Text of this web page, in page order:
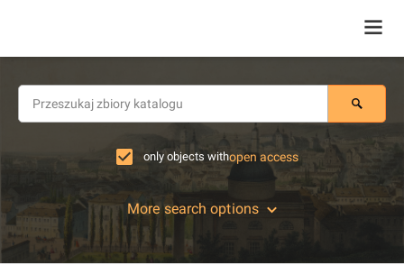
only objects withopen access
More search options